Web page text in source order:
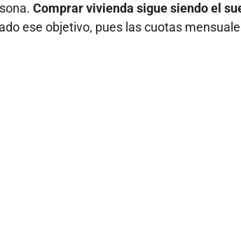
Comprar vivienda sigue siendo el
ese objetivo, pues las cuotas